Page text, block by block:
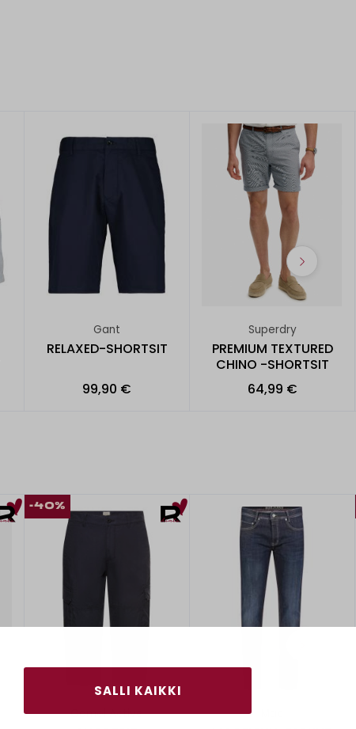
SALLI KAIKKI
Gant
RELAXED-SHORTSIT
99,90 €
Superdry
PREMIUM TEXTURED
CHINO -SHORTSIT
64,99 €
-40%
Camel Active